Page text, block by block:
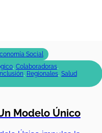
Social
, Colaboradoras,
Inclusión, Regionales, Salud
Modelo Único